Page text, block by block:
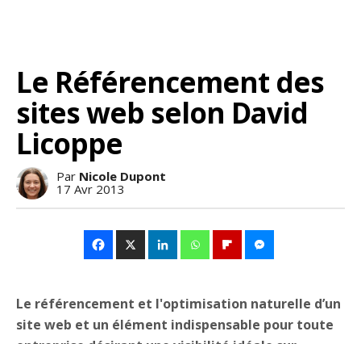
Le Référencement des
sites web selon David
Licoppe
Par Nicole Dupont
17 Avr 2013
Le référencement et l'optimisation naturelle d’un
site web et un élément indispensable pour toute